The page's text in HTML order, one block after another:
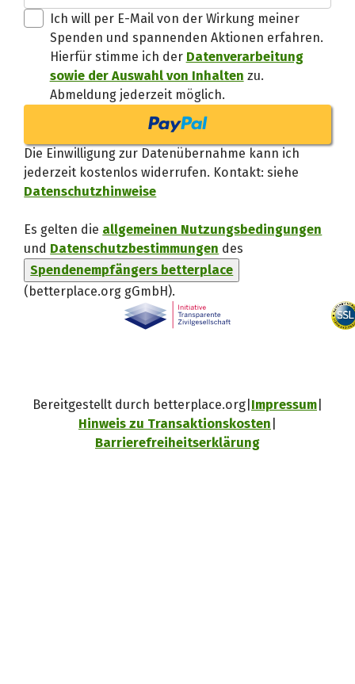
Ich will per E-Mail von der Wirkung meiner
Spenden und spannenden Aktionen erfahren.
Hierfür stimme ich der Datenverarbeitung
sowie der Auswahl von Inhalten zu.
Abmeldung jederzeit möglich.
Die Einwilligung zur Datenübernahme kann ich
jederzeit kostenlos widerrufen. Kontakt: siehe
Datenschutzhinweise
Es gelten die allgemeinen Nutzungsbedingungen
und Datenschutzbestimmungen des
Spendenempfängers betterplace
(betterplace.org gGmbH).
Bereitgestellt durch betterplace.org Impressum
Hinweis zu Transaktionskosten
Barrierefreiheitserklärung